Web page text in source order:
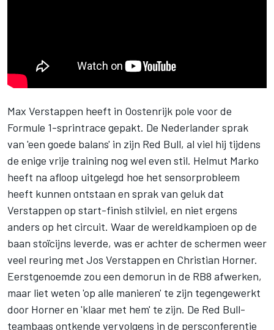
Max Verstappen heeft in Oostenrijk pole voor de
Formule 1-sprintrace gepakt. De Nederlander sprak
van 'een goede balans' in zijn Red Bull, al viel hij tijdens
de enige vrije training nog wel even stil. Helmut Marko
heeft na afloop uitgelegd hoe het sensorprobleem
heeft kunnen ontstaan en sprak van geluk dat
Verstappen op start-finish stilviel, en niet ergens
anders op het circuit. Waar de wereldkampioen op de
baan stoïcijns leverde, was er achter de schermen weer
veel reuring met Jos Verstappen en Christian Horner.
Eerstgenoemde zou een demorun in de RB8 afwerken,
maar liet weten 'op alle manieren' te zijn tegengewerkt
door Horner en 'klaar met hem' te zijn. De Red Bull-
teambaas ontkende vervolgens in de persconferentie